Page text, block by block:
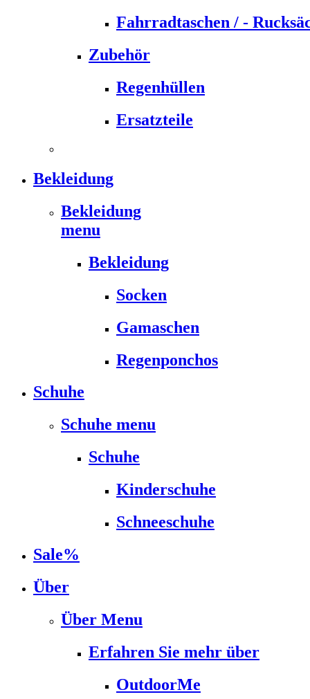
Fahrradtaschen / -
Zubehör
Regenhüllen
Ersatzteile
Bekleidung
Bekleidung
menu
Bekleidung
Socken
Gamaschen
Regenponchos
Schuhe
Schuhe menu
Schuhe
Kinderschuhe
Schneeschuhe
Sale%
Über
Über Menu
Erfahren Sie mehr über
OutdoorMe